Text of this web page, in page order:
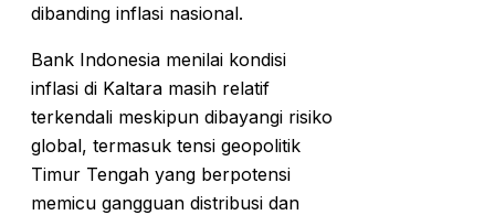
dibanding inflasi nasional.
Bank Indonesia menilai kondisi
inflasi di Kaltara masih relatif
terkendali meskipun dibayangi risiko
global, termasuk tensi geopolitik
Timur Tengah yang berpotensi
memicu gangguan distribusi dan